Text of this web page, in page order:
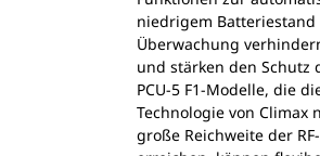
niedrigem
Überwachung
und stärken den Schutz
PCU-5 F1-Modelle, die
Technologie von Climax
große Reichweite der